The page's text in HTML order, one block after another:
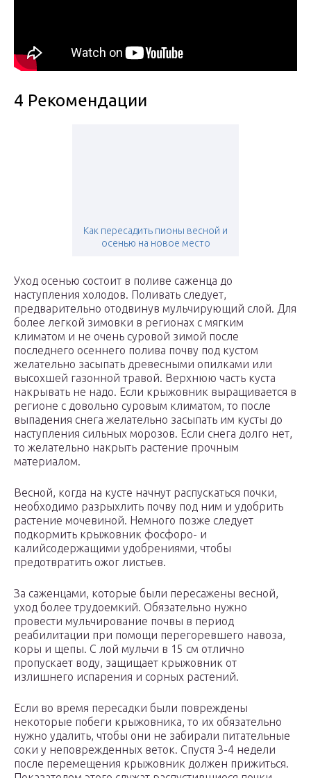
4 Рекомендации
Как пересадить пионы весной и
осенью на новое место
Уход осенью состоит в поливе саженца до
наступления холодов. Поливать следует,
предварительно отодвинув мульчирующий слой. Для
более легкой зимовки в регионах с мягким
климатом и не очень суровой зимой после
последнего осеннего полива почву под кустом
желательно засыпать древесными опилками или
высохшей газонной травой. Верхнюю часть куста
накрывать не надо. Если крыжовник выращивается в
регионе с довольно суровым климатом, то после
выпадения снега желательно засыпать им кусты до
наступления сильных морозов. Если снега долго нет,
то желательно накрыть растение прочным
материалом.
Весной, когда на кусте начнут распускаться почки,
необходимо разрыхлить почву под ним и удобрить
растение мочевиной. Немного позже следует
подкормить крыжовник фосфоро- и
калийсодержащими удобрениями, чтобы
предотвратить ожог листьев.
За саженцами, которые были пересажены весной,
уход более трудоемкий. Обязательно нужно
провести мульчирование почвы в период
реабилитации при помощи перегоревшего навоза,
коры и щепы. С лой мульчи в 15 см отлично
пропускает воду, защищает крыжовник от
излишнего испарения и сорных растений.
Если во время пересадки были повреждены
некоторые побеги крыжовника, то их обязательно
нужно удалить, чтобы они не забирали питательные
соки у неповрежденных веток. Спустя 3-4 недели
после перемещения крыжовник должен прижиться.